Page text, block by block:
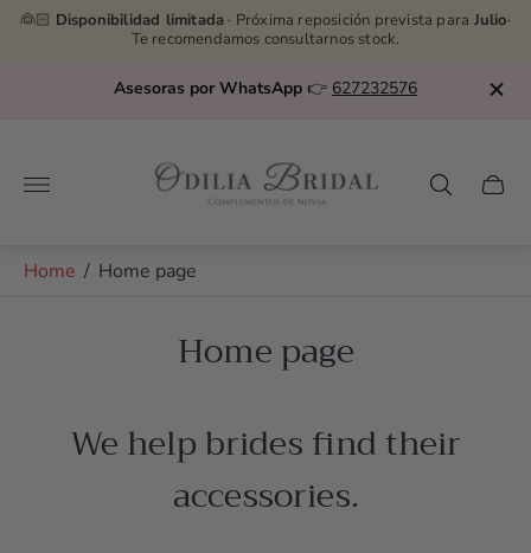
👰🏻 Disponibilidad limitada · Próxima reposición prevista para Julio·
Te recomendamos consultarnos stock.
Asesoras por WhatsApp 👉 627232576
Store
logo"
Cart
Home / Home page
Home page
We help brides find their
accessories.